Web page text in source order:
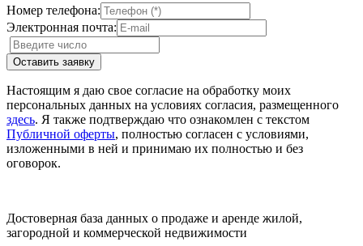
Номер телефона:
Электронная почта:
Настоящим я даю свое согласие на обработку моих
персональных данных на условиях согласия, размещенного
здесь. Я также подтверждаю что ознакомлен с текстом
Публичной оферты, полностью согласен с условиями,
изложенными в ней и принимаю их полностью и без
оговорок.
Достоверная база данных о продаже и аренде жилой,
загородной и коммерческой недвижимости